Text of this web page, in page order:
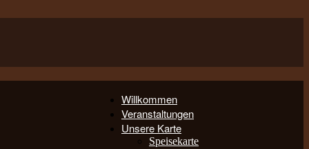
Willkommen
Veranstaltungen
Unsere Karte
Speisekarte